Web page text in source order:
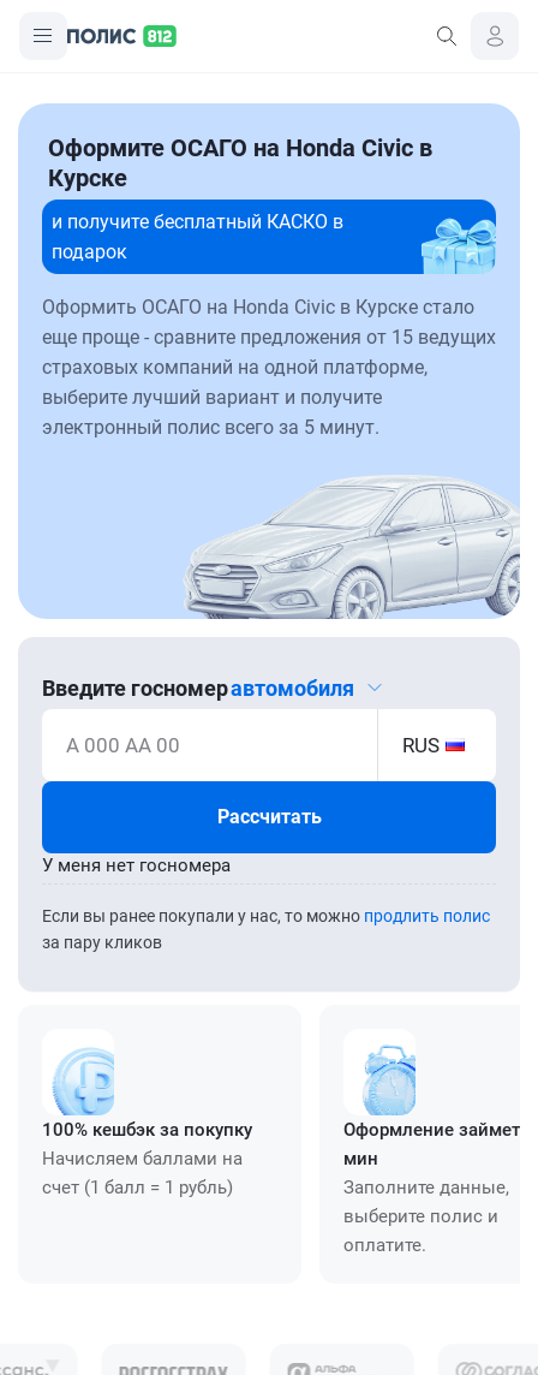
Оформите ОСАГО на Honda Civic в
Курске
и получите бесплатный КАСКО в
подарок
Оформить ОСАГО на Honda Civic в Курске стало
еще проще - сравните предложения от 15 ведущих
страховых компаний на одной платформе,
выберите лучший вариант и получите
электронный полис всего за 5 минут.
Введите госномеравтомобиля
А 000 АА 00 RUS
Рассчитать
Если вы ранее покупали у нас, то можно продлить полис
за пару кликов
У меня нет госномера
100% кешбэк за покупку
Начисляем баллами на
счет (1 балл = 1 рубль)
Оформление займет
мин
Заполните данные,
выберите полис и
оплатите.